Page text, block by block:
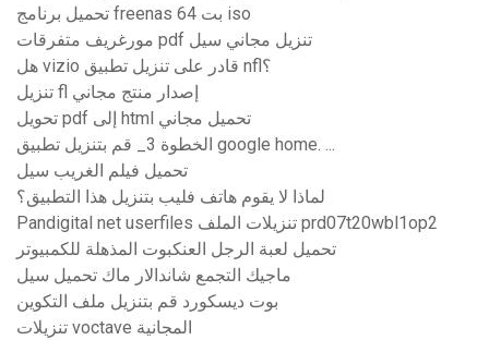
تحميل برنامج freenas 64 بت iso
مورغريف متفرقات pdf تنزيل مجاني سيل
هل vizio قادر على تنزيل تطبيق nfl؟
تنزيل fl إصدار منتج مجاني
تحويل pdf إلى html تحميل مجاني
الخطوة 3_ قم بتنزيل تطبيق google home. ...
تحميل فيلم الغريب سيل
لماذا لا يقوم هاتف فليب بتنزيل هذا التطبيق؟
Pandigital net userfiles تنزيلات الملف prd07t20wbl1op2
تحميل لعبة الرجل العنكبوت المذهلة للكمبيوتر
ماجيك التجمع شاندالار ماك تحميل سيل
بوت ديسكورد قم بتنزيل ملف التكوين
تنزيلات voctave المجانية